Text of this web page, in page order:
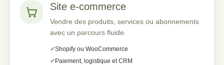
Site e-commerce
Vendre des produits, services ou abonnements
avec un parcours fluide.
Shopify ou WooCommerce
Paiement, logistique et CRM